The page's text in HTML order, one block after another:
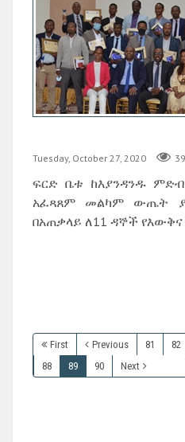
Tuesday, October 27, 2020
ፍርድ ቤቱ ከእያንዳንዱ
አፈጻጸም መልካም ውጤት
በአጠቃላይ ለ11 ዳኞች
First Previous 81 82
88
89 90 Next